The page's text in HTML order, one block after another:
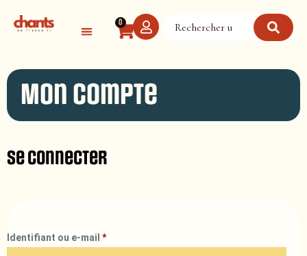
0
Mon compte
Se connecter
Identifiant ou e-mail *